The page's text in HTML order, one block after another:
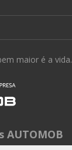
maior é a vida.
AUTOMOB